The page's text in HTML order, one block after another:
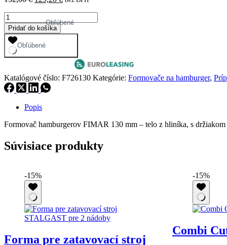
152,00 €.129,20 €.
množstvo
Formovač
hamburgerov
FIMAR
130
Pridať do košíka
Obľúbené
Obľúbené
Katalógové číslo: F726130 Kategórie: Formovače na hamburger,
Popis
Formovač hamburgerov FIMAR 130 mm – telo z hliníka, s
Súvisiace produkty
-15%
Forma pre zatavovací stroj
-15%
Combi